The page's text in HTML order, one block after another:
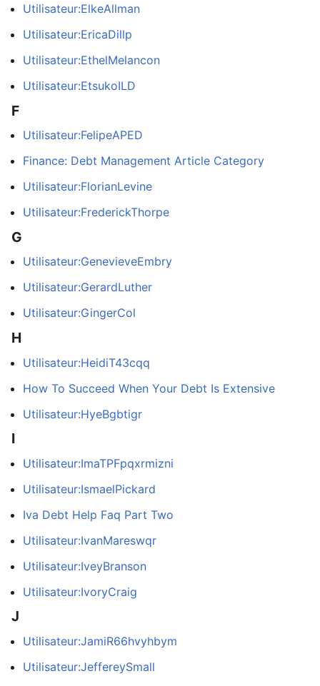
Utilisateur:ElkeAllman
Utilisateur:EricaDillp
Utilisateur:EthelMelancon
Utilisateur:EtsukoILD
F
Utilisateur:FelipeAPED
Finance: Debt Management Article Category
Utilisateur:FlorianLevine
Utilisateur:FrederickThorpe
G
Utilisateur:GenevieveEmbry
Utilisateur:GerardLuther
Utilisateur:GingerCol
H
Utilisateur:HeidiT43cqq
How To Succeed When Your Debt Is Extensive
Utilisateur:HyeBgbtigr
I
Utilisateur:ImaTPFpqxrmizni
Utilisateur:IsmaelPickard
Iva Debt Help Faq Part Two
Utilisateur:IvanMareswqr
Utilisateur:IveyBranson
Utilisateur:IvoryCraig
J
Utilisateur:JamiR66hvyhbym
Utilisateur:JeffereySmall